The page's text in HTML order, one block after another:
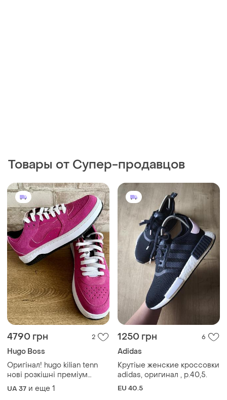
Товары от Супер-продавцов
4790 грн 2
Hugo Boss
Оригінал! hugo kilian tenn
нові розкішні преміум
жіночі кросівки від hugo
boss, шкіра / замша, 37 р,
UA 37 и еще 1
1250 грн 6
Adidas
Крутіые женские кроссовки
adidas, оригинал , р.40,5.
EU 40.5